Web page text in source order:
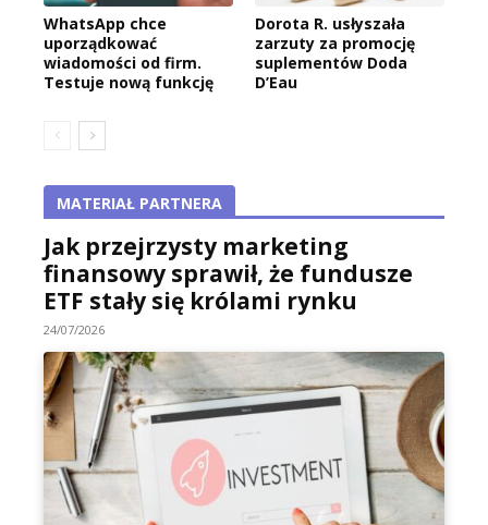
WhatsApp chce
uporządkować
wiadomości od firm.
Testuje nową funkcję
Dorota R. usłyszała
zarzuty za promocję
suplementów Doda
D’Eau
MATERIAŁ PARTNERA
Jak przejrzysty marketing
finansowy sprawił, że fundusze
ETF stały się królami rynku
24/07/2026